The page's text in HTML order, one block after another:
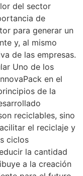
del sector
de
para generar un
y, al mismo
de las empresas.
Uno de los
en el
de la
reciclables, sino
el reciclaje y
ciclos
la cantidad
a la creación